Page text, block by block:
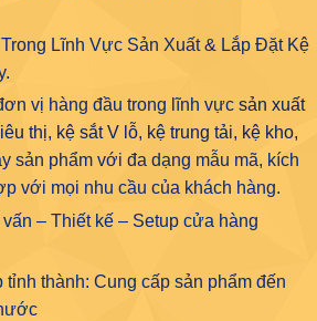
Lĩnh Vực Sản Xuất & Lắp Đặt Kệ
vị hàng đầu trong lĩnh vực sản xuất
thị, kệ sắt V lỗ, kệ trung tải, kệ kho,
sản phẩm với đa dạng mẫu mã, kích
với mọi nhu cầu của khách hàng.
– Thiết kế – Setup cửa hàng
tỉnh thành: Cung cấp sản phẩm đến